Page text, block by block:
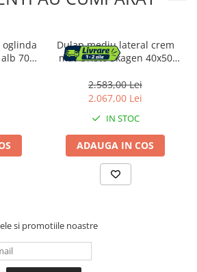
oglinda
70
Dulap mediu lateral crem
mat Oristo Skagen 40x50
2.583,00 Lei
2.067,00 Lei
IN STOC
ADAUGA IN COS
si promotiile noastre